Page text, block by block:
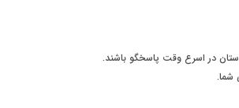
در اسرع وقت پاسخگو باشند.
شما.